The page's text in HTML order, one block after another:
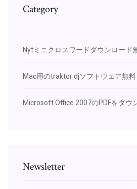
Category
Nytミニクロスワードダウンロード
Mac用のtraktor djソフトウェア無
Microsoft Office 2007のPDFをダウ
Newsletter